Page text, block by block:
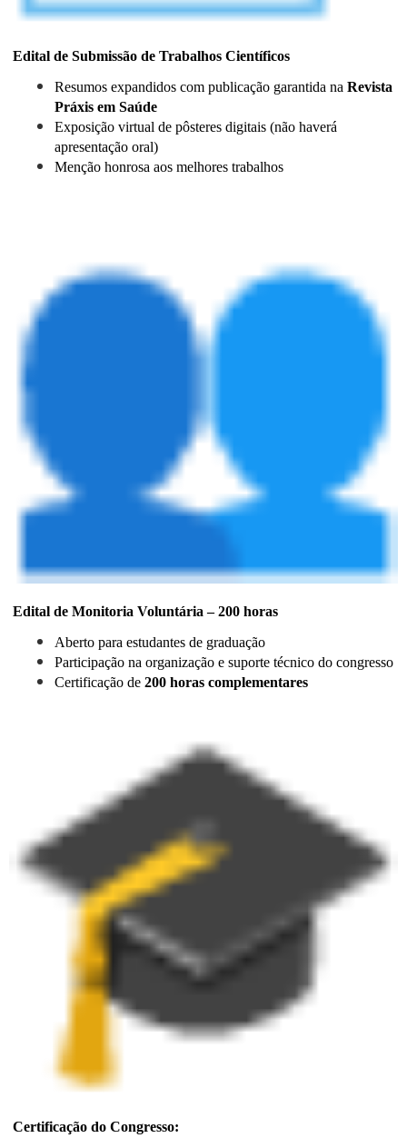
Edital de Submissão de Trabalhos Científicos
Resumos expandidos com publicação garantida na Revista
Práxis em Saúde
Exposição virtual de pôsteres digitais (não haverá
apresentação oral)
Menção honrosa aos melhores trabalhos
Edital de Monitoria Voluntária – 200 horas
Aberto para estudantes de graduação
Participação na organização e suporte técnico do congresso
Certificação de 200 horas complementares
Certificação do Congresso: